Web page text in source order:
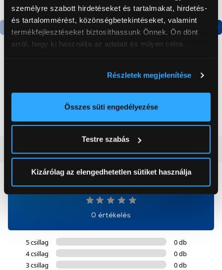
személyre szabott hirdetéseket és tartalmakat, hirdetés-
és tartalommérést, közönségbetekintéseket, valamint
termékfejlesztéseket biztosíthassunk Önnek. Ön dönt
arról, hogy ki használja az adatait és milyen célra.
elhelyezkedéséről pár méteres pontossággal
Az Ön készülékén beazonosítása annak konkrét
módjairól és adja meg preferenciáit aRészletek
pontban. Bármikor módosíthatja vagy visszavonhatja a
Sütinyilatkozathoz való hozzájárulását.
okat használ, melyeket az Ön gépén tárol a rendszer. A
cookie-k személyazonosítására nem alkalmasak,
használatával Ön elfogadja a cookie-k használatát.
További információk:ÁSZFésAdatvédelem
Részletek megjelenítése
Összes süti engedélyezése
Testre szabás
Kizárólag az elengedhetetlen sütiket használja
Termék adatlap Termék adatlap
Gorenje N619EAXL4
kombinált hűtőszekrény
179 999 Ft
0
0 értékelés
5 csillag
0 db
4 csillag
0 db
3 csillag
0 db